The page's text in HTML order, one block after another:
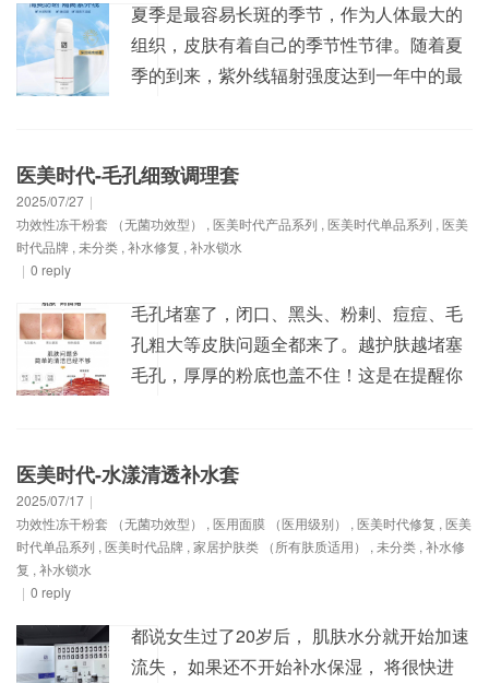
夏季是最容易长斑的季节，作为人体最大的
组织，皮肤有着自己的季节性节律。随着夏
季的到来，紫外线辐射强度达到一年中的最
健康无暇的严峻挑战。 一年四季都需要防晒
耐晒，隔离保湿修护亮肤 物理防晒更安全！
不伤皮...
医美时代-毛孔细致调理套
2025/07/27 |
功效性冻干粉套 （无菌功效型）
, 医美时代产品系列 , 医美时代单品系列 , 医美
时代品牌 , 未分类 , 补水修复 , 补水锁水
| 0 reply
毛孔堵塞了，闭口、黑头、粉剌、痘痘、毛
孔粗大等皮肤问题全都来了。越护肤越堵塞
毛孔，厚厚的粉底也盖不住！这是在提醒你
视清洁，殊不知干净的毛孔才是营养吸收的
后面的护肤品吸收带来极大的障碍。 要想皮
肤好，就给...
医美时代-水漾清透补水套
2025/07/17 |
功效性冻干粉套 （无菌功效型）
, 医用面膜 （医用级别） , 医美时代修复 , 医美
时代单品系列 , 医美时代品牌 , 家居护肤类 （所有肤质适用） , 未分类 , 补水修
复 , 补水锁水
| 0 reply
都说女生过了20岁后， 肌肤水分就开始加速
流失， 如果还不开始补水保湿， 将很快进